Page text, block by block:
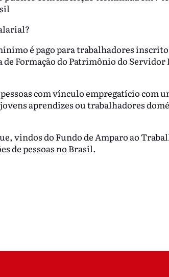
é pago para trabalhadores
de Formação do Patrimônio do Servidor
com vínculo empregatício com
aprendizes ou trabalhadores
vindos do Fundo de Amparo ao
de pessoas no Brasil.